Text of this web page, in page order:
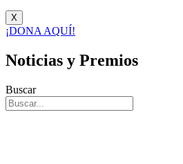
X
¡DONA AQUÍ!
Noticias y Premios
Buscar